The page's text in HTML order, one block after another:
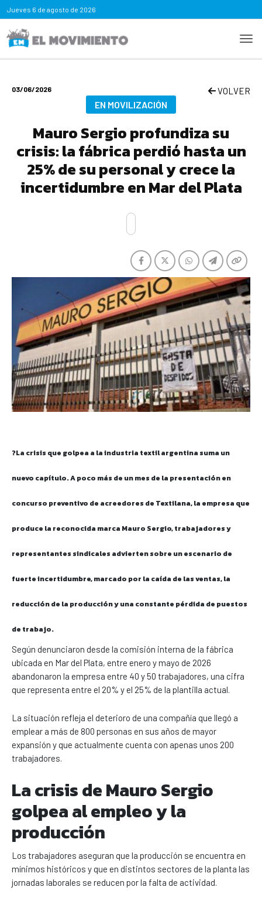
Jueves 6 de agosto de 2026
03/06/2026 VOLVER
EN MOVILIZACIÓN
Mauro Sergio profundiza su
crisis: la fábrica perdió hasta un
25% de su personal y crece la
incertidumbre en Mar del Plata
?La crisis que golpea a la industria textil argentina suma un
nuevo capítulo. A poco más de un mes de la presentación en
concurso preventivo de acreedores de Textilana, la empresa que
produce la reconocida marca Mauro Sergio, trabajadores y
representantes sindicales advierten sobre un escenario de
fuerte incertidumbre, marcado por la caída de las ventas, la
reducción de la producción y una constante pérdida de puestos
de trabajo.
Según denunciaron desde la comisión interna de la fábrica
ubicada en Mar del Plata, entre enero y mayo de 2026
abandonaron la empresa entre 40 y 50 trabajadores, una cifra
que representa entre el 20% y el 25% de la plantilla actual.
La situación refleja el deterioro de una compañía que llegó a
emplear a más de 800 personas en sus años de mayor
expansión y que actualmente cuenta con apenas unos 200
trabajadores.
La crisis de Mauro Sergio
golpea al empleo y la
producción
Los trabajadores aseguran que la producción se encuentra en
mínimos históricos y que en distintos sectores de la planta las
jornadas laborales se reducen por la falta de actividad.